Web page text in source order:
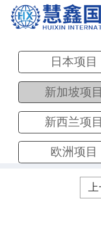
日本项目
新加坡项目
新西兰项目
欧洲项目